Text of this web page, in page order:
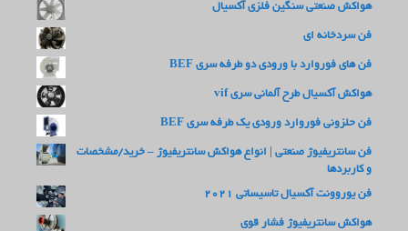
هواکش صنعتی سنگین فلزی آکسیال
فن سردخانه ای
فن های فوروارد با ورودی دو طرفه سری BEF
هواکش آکسیال طرح آلمانی سری vif
فن حلزونی فوروارد ورودی یک طرفه سری BEF
فن سانتریفیوژ صنعتی | انواع هواکش سانتریفیوژ – خرید/مشخصات
و کاربردها
فن یوروونت آکسیال تاسیساتی 2021
هواکش سانتریفیوژ فشار قوی